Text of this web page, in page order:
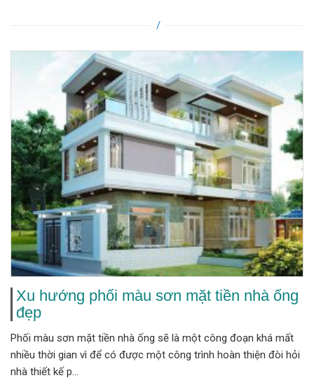
Xu hướng phối màu sơn mặt tiền nhà ống
đẹp
Phối màu sơn mặt tiền nhà ống sẽ là một công đoạn khá mất
nhiều thời gian vì để có được một công trình hoàn thiện đòi hỏi
nhà thiết kế p...